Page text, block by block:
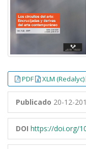
PDF XLM (Redalyc)
Publicado 20-12-
DOI https://doi.org/